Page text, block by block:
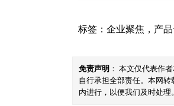
标签： 企业聚焦 ， 产
免责声明 ： 本文仅代表作
自行承担全部责任。本网
内进行，以便我们及时处理